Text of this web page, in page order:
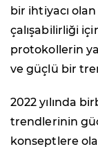
bir ihtiyacı
çalışabilirliği
protokollerin
ve güçlü bir
2022 yılında
trendlerinin
konseptlere